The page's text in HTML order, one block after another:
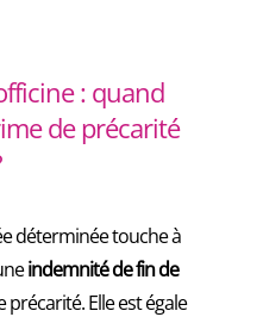
: quand
de précarité
déterminée touche à
indemnité de fin de
Elle est égale